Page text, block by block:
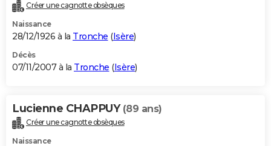
Créer une cagnotte obsèques
Naissance
28/12/1926 à la Tronche (Isère)
Décès
07/11/2007 à la Tronche (Isère)
Lucienne CHAPPUY (89 ans)
Créer une cagnotte obsèques
Naissance